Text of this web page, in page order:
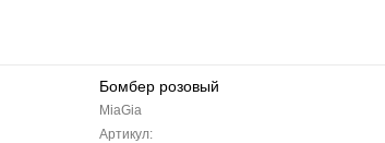
Бомбер розовый
MiaGia
Артикул: